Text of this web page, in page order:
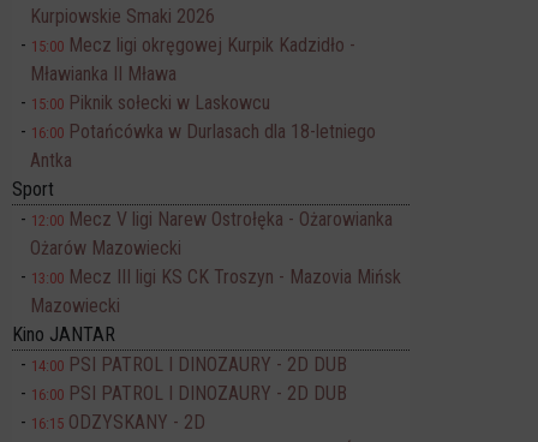
Kurpiowskie Smaki 2026
15:00 Mecz ligi okręgowej Kurpik Kadzidło -
Mławianka II Mława
15:00 Piknik sołecki w Laskowcu
16:00 Potańcówka w Durlasach dla 18-letniego
Antka
Sport
12:00 Mecz V ligi Narew Ostrołęka - Ożarowianka
Ożarów Mazowiecki
13:00 Mecz III ligi KS CK Troszyn - Mazovia Mińsk
Mazowiecki
Kino JANTAR
14:00 PSI PATROL I DINOZAURY - 2D DUB
16:00 PSI PATROL I DINOZAURY - 2D DUB
16:15 ODZYSKANY - 2D